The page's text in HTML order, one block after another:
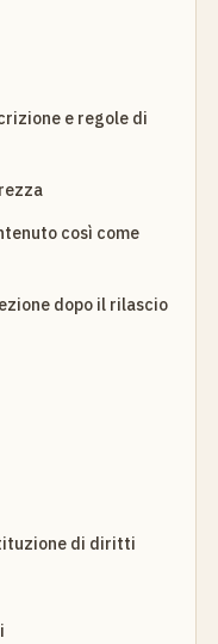
e regole di
così come
dopo il rilascio
di diritti